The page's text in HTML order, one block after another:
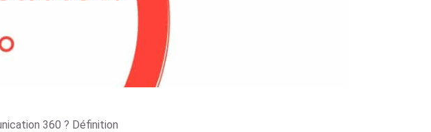
360 ? Définition